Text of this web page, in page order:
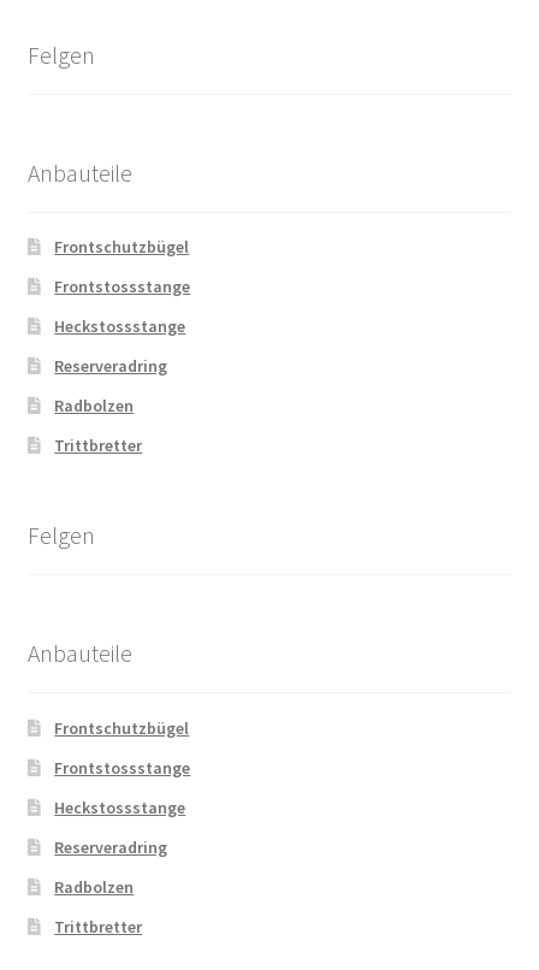
Felgen
Anbauteile
Frontschutzbügel
Frontstossstange
Heckstossstange
Reserveradring
Radbolzen
Trittbretter
Felgen
Anbauteile
Frontschutzbügel
Frontstossstange
Heckstossstange
Reserveradring
Radbolzen
Trittbretter